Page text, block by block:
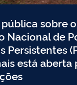
sobre
Nacional de
Persistentes
está aberta